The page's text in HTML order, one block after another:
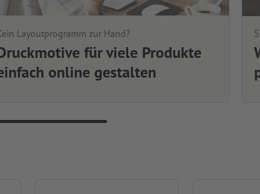
Layoutprogramm zur Hand?
für viele Produkte
online gestalten